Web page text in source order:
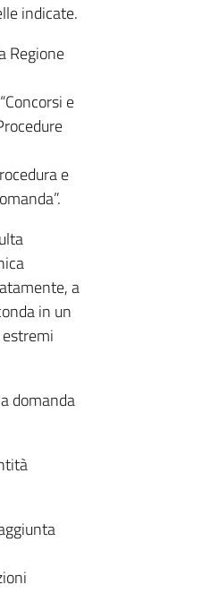
indicate.
Regione
e
e
a
in un
domanda